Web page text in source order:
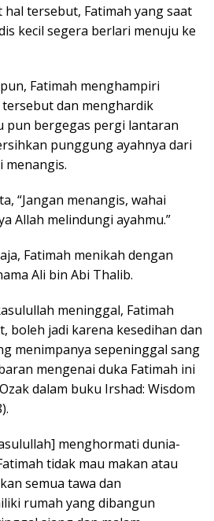
tersebut, Fatimah yang saat
kecil segera berlari menuju ke
Fatimah menghampiri
dan menghardik
pun bergegas pergi lantaran
punggung ayahnya dari
“Jangan menangis, wahai
Allah melindungi ayahmu.”
Fatimah menikah dengan
Ali bin Abi Thalib.
meninggal, Fatimah
boleh jadi karena kesedihan dan
menimpanya sepeninggal sang
mengenai duka Fatimah ini
dalam buku Irshad: Wisdom
menghormati dunia-
tidak mau makan atau
semua tawa dan
rumah yang dibangun